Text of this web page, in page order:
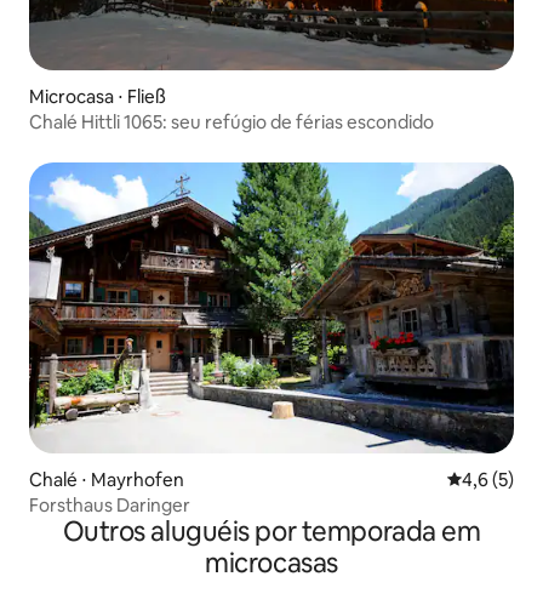
Microcasa ⋅ Fließ
Chalé Hittli 1065: seu refúgio de férias escondido
Chalé ⋅ Mayrhofen 4,6 de
4,6 (5)
Forsthaus Daringer
Outros aluguéis por temporada em
microcasas